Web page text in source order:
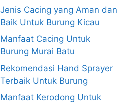
Jenis Cacing yang Aman dan
Baik Untuk Burung Kicau
Manfaat Cacing Untuk
Burung Murai Batu
Rekomendasi Hand Sprayer
Terbaik Untuk Burung
Manfaat Kerodong Untuk